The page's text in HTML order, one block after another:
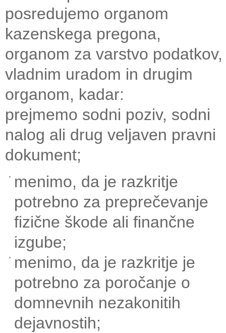
posredujemo organom
kazenskega pregona,
organom za varstvo podatkov,
vladnim uradom in drugim
organom, kadar:
prejmemo sodni poziv, sodni
nalog ali drug veljaven pravni
dokument;
menimo, da je razkritje
potrebno za preprečevanje
fizične škode ali finančne
izgube;
menimo, da je razkritje je
potrebno za poročanje o
domnevnih nezakonitih
dejavnostih;